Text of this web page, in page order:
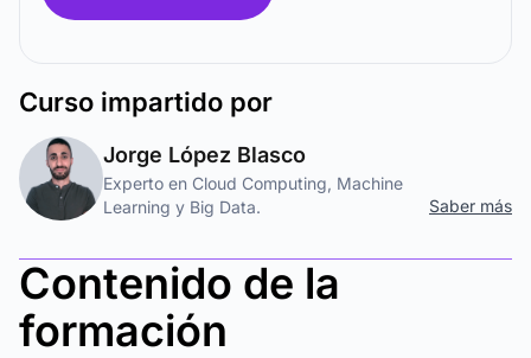
Curso impartido por
Jorge López Blasco
Experto en Cloud Computing, Machine
Learning y Big Data.
Saber más
Contenido de la
formación